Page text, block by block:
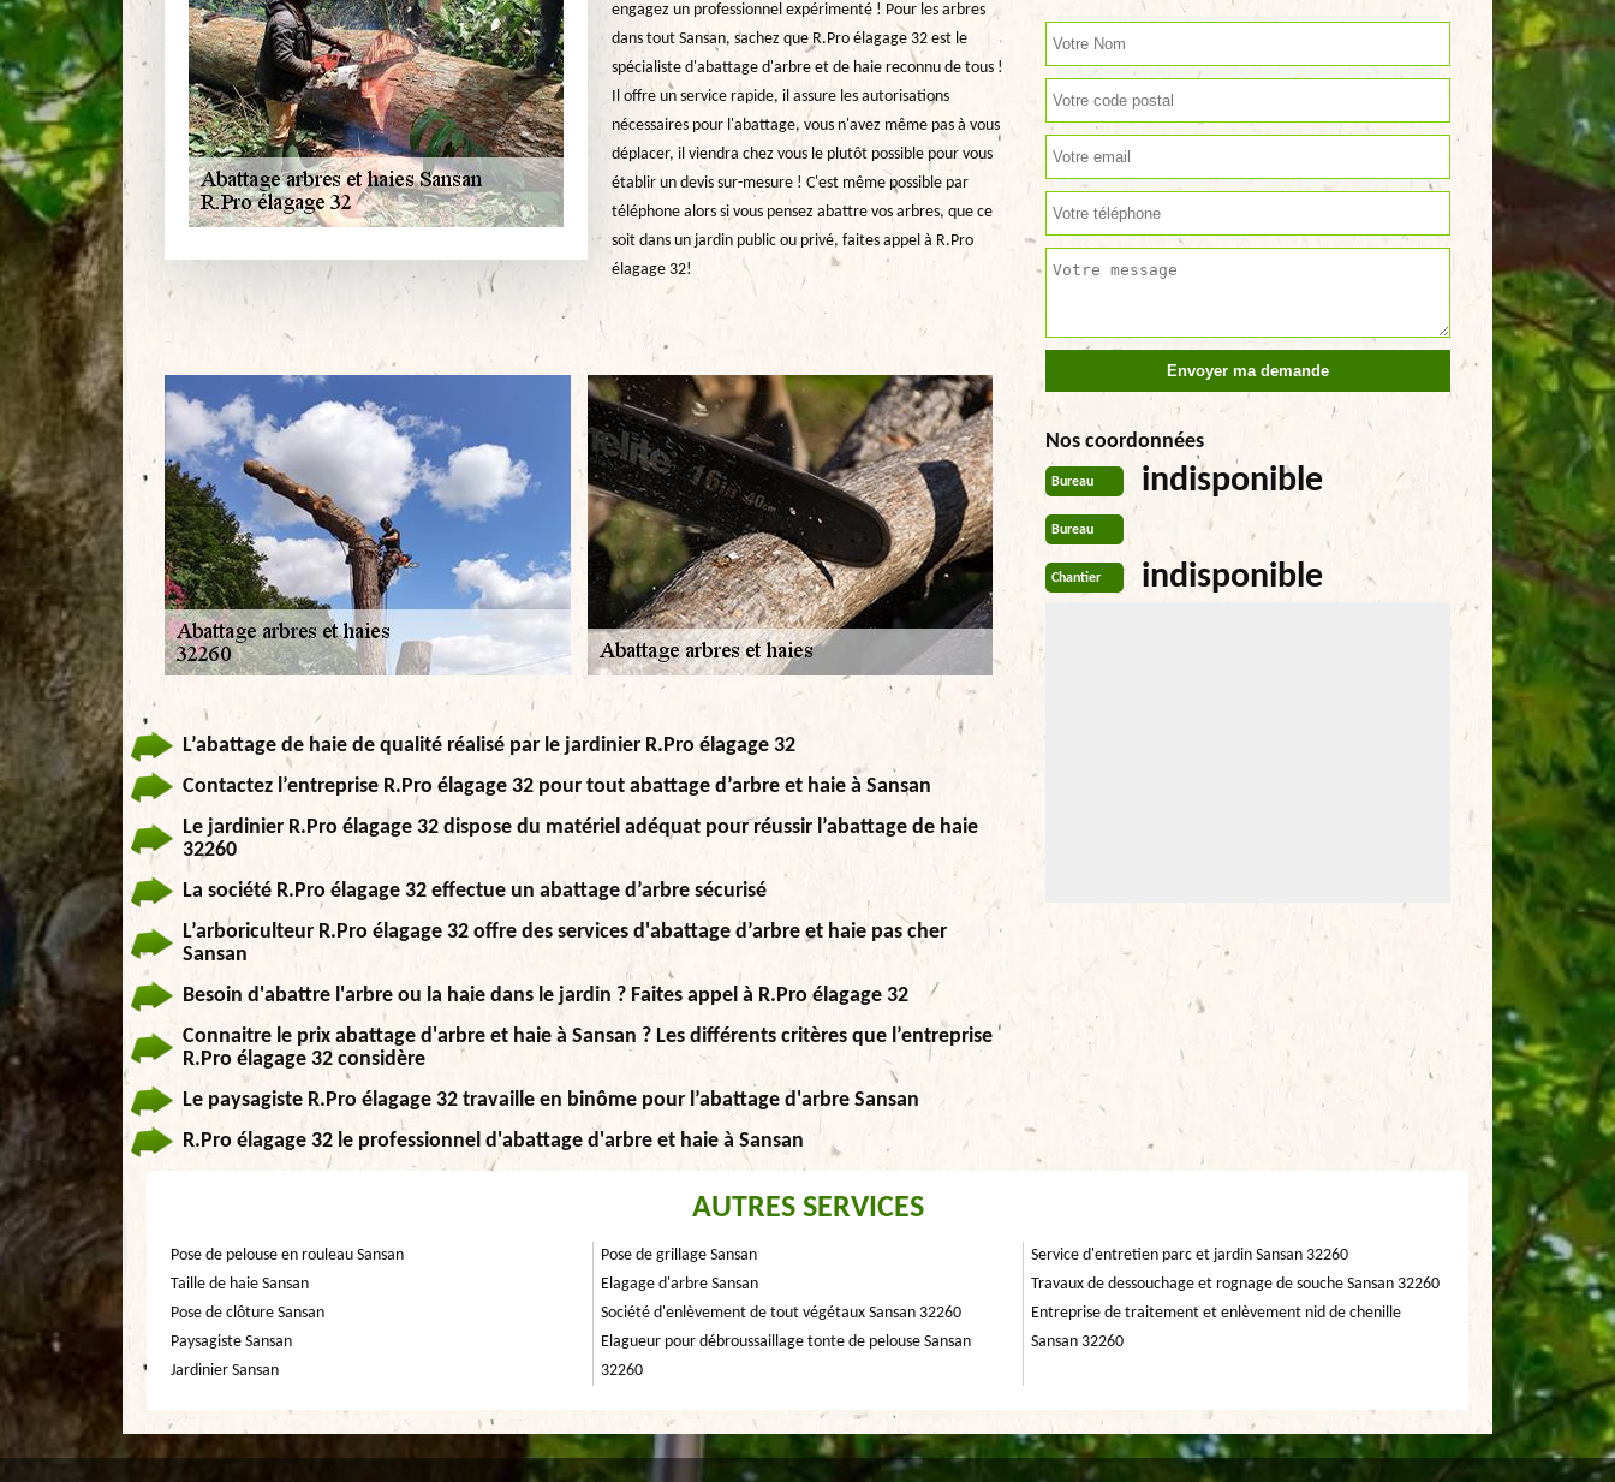
engagez un professionnel expérimenté ! Pour les arbres
dans tout Sansan, sachez que R.Pro élagage 32 est le
spécialiste d'abattage d'arbre et de haie reconnu de tous !
Il offre un service rapide, il assure les autorisations
nécessaires pour l'abattage, vous n'avez même pas à vous
déplacer, il viendra chez vous le plutôt possible pour vous
établir un devis sur-mesure ! C'est même possible par
téléphone alors si vous pensez abattre vos arbres, que ce
soit dans un jardin public ou privé, faites appel à R.Pro
élagage 32!
L’abattage de haie de qualité réalisé par le jardinier R.Pro élagage 32
Contactez l’entreprise R.Pro élagage 32 pour tout abattage d’arbre et haie à Sansan
Le jardinier R.Pro élagage 32 dispose du matériel adéquat pour réussir l’abattage de haie
32260
La société R.Pro élagage 32 effectue un abattage d’arbre sécurisé
L’arboriculteur R.Pro élagage 32 offre des services d'abattage d’arbre et haie pas cher
Sansan
Besoin d'abattre l'arbre ou la haie dans le jardin ? Faites appel à R.Pro élagage 32
Connaitre le prix abattage d'arbre et haie à Sansan ? Les différents critères que l’entreprise
R.Pro élagage 32 considère
Le paysagiste R.Pro élagage 32 travaille en binôme pour l’abattage d'arbre Sansan
R.Pro élagage 32 le professionnel d'abattage d'arbre et haie à Sansan
Nos coordonnées
Bureau indisponible
Bureau
Chantier indisponible
AUTRES SERVICES
Pose de pelouse en rouleau Sansan
Taille de haie Sansan
Pose de clôture Sansan
Paysagiste Sansan
Jardinier Sansan
Pose de grillage Sansan
Elagage d'arbre Sansan
Société d'enlèvement de tout végétaux Sansan 32260
Elagueur pour débroussaillage tonte de pelouse Sansan
32260
Service d'entretien parc et jardin Sansan 32260
Travaux de dessouchage et rognage de souche Sansan 32260
Entreprise de traitement et enlèvement nid de chenille
Sansan 32260